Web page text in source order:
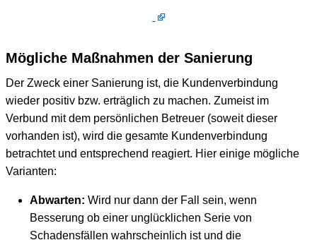
Mögliche Maßnahmen der Sanierung
Der Zweck einer Sanierung ist, die Kundenverbindung
wieder positiv bzw. erträglich zu machen. Zumeist im
Verbund mit dem persönlichen Betreuer (soweit dieser
vorhanden ist), wird die gesamte Kundenverbindung
betrachtet und entsprechend reagiert. Hier einige mögliche
Varianten:
Abwarten: Wird nur dann der Fall sein, wenn
Besserung ob einer unglücklichen Serie von
Schadensfällen wahrscheinlich ist und die